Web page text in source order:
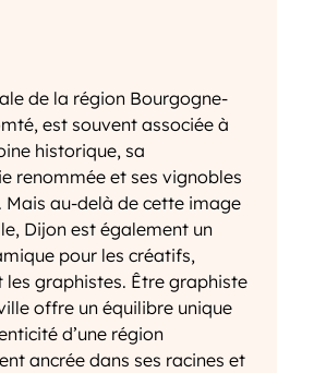
de la région Bourgogne-
est souvent associée à
historique, sa
renommée et ses vignobles
Mais au-delà de cette image
Dijon est également un
pour les créatifs,
les graphistes. Être graphiste
offre un équilibre unique
d’une région
ancrée dans ses racines et